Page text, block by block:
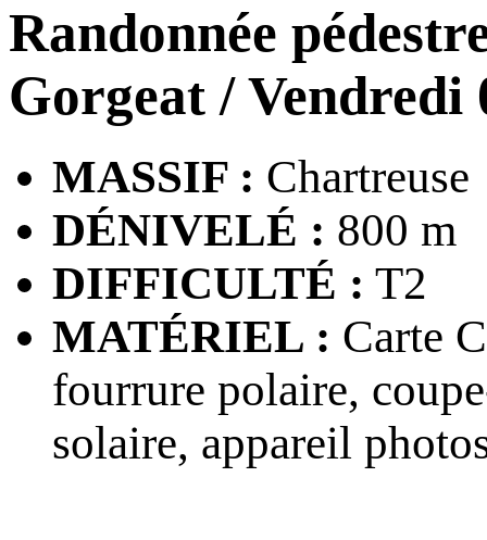
Randonnée
Gorgeat / Vendredi
MASSIF : Chartreuse
DÉNIVELÉ : 800 m
DIFFICULTÉ : T2
MATÉRIEL : Carte
fourrure polaire,
solaire, appareil